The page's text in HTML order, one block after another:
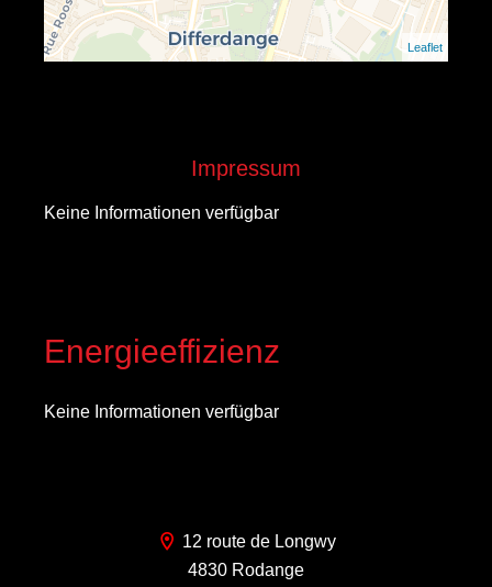
Leaflet
Impressum
Keine Informationen verfügbar
Energieeffizienz
Keine Informationen verfügbar
12 route de Longwy
4830 Rodange